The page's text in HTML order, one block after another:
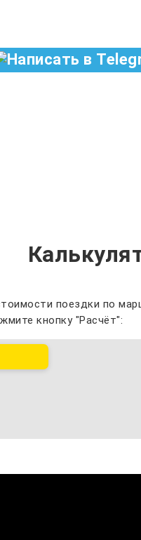
поездки по
кнопку "Расчёт":